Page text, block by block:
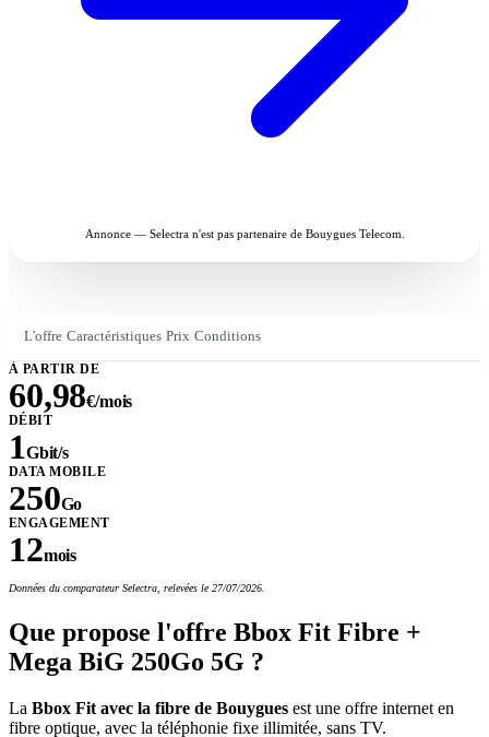
Annonce — Selectra n'est pas partenaire de Bouygues Telecom.
L'offre Caractéristiques Prix Conditions
À PARTIR DE
60,98€/mois
DÉBIT
1Gbit/s
DATA MOBILE
250Go
ENGAGEMENT
12mois
Données du comparateur Selectra, relevées le 27/07/2026.
Que propose l'offre Bbox Fit Fibre +
Mega BiG 250Go 5G ?
La Bbox Fit avec la fibre de Bouygues est une offre internet en
fibre optique, avec la téléphonie fixe illimitée, sans TV.